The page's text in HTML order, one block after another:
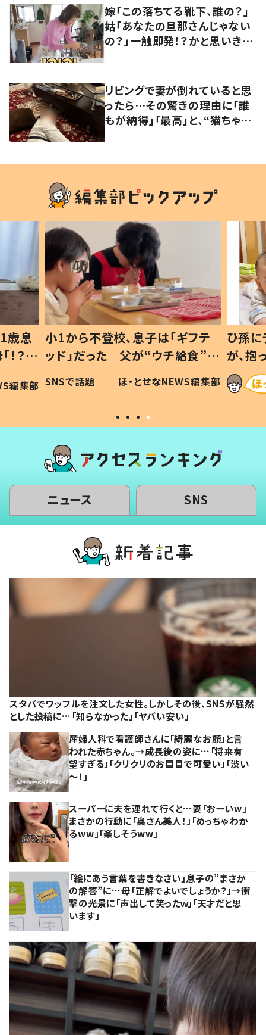
嫁「この落ちてる靴下、誰の？」
姑「あなたの旦那さんじゃない
の？」一触即発！？かと思いき
リビングで妻が倒れていると思
ったら…その驚きの理由に「誰
もが納得」「最高」と、“猫ちゃん
歳息
？」
編集部
小1から不登校、息子は「ギフテ
ッド」だった 父が“ウチ給食”を
作り続ける理由とは #令和の親
#令和の子
SNSで話題 ほ・とせなNEWS編集部
ひ孫
が、
「涙が
い」
ニュース SNS
スタバでワッフルを注文した女性。しかしその後、SNSが騒然
とした投稿に…「知らなかった」「ヤバい安い」
産婦人科で看護師さんに「綺麗なお顔」と言
われた赤ちゃん。→成長後の姿に…「将来有
望すぎる」「クリクリのお目目で可愛い」「渋い
～！」
スーパーに夫を連れて行くと…妻「おーいw」
まさかの行動に「奥さん美人！」「めっちゃわか
るww」「楽しそうww」
「絵にあう言葉を書きなさい」息子の”まさか
の解答”に…母「正解でよいでしょうか？」→衝
撃の光景に「声出して笑ったｗ」「天才だと思
います」